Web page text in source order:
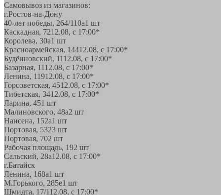
Самовывоз из магазинов:
г.Ростов-на-Дону
40-лет победы, 264/110а1 шт
Каскадная, 7212.08, с 17:00*
Королева, 30а1 шт
Красноармейская, 14412.08, с 17:00*
Будённовский, 1112.08, с 17:00*
Базарная, 1112.08, с 17:00*
Ленина, 11912.08, с 17:00*
Горсоветская, 4512.08, с 17:00*
Тибетская, 3412.08, с 17:00*
Ларина, 451 шт
Малиновского, 48а2 шт
Нансена, 152а1 шт
Портовая, 5323 шт
Портовая, 702 шт
Рабочая площадь, 192 шт
Сальский, 28a12.08, с 17:00*
г.Батайск
Ленина, 168а1 шт
М.Горького, 285е1 шт
Шмидта, 17/112.08, с 17:00*